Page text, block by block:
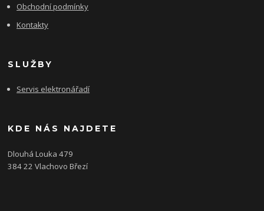
Obchodní podmínky
Kontakty
SLUŽBY
Servis elektronářadí
KDE NÁS NAJDETE
Dlouhá Louka 479
384 22 Vlachovo Březí